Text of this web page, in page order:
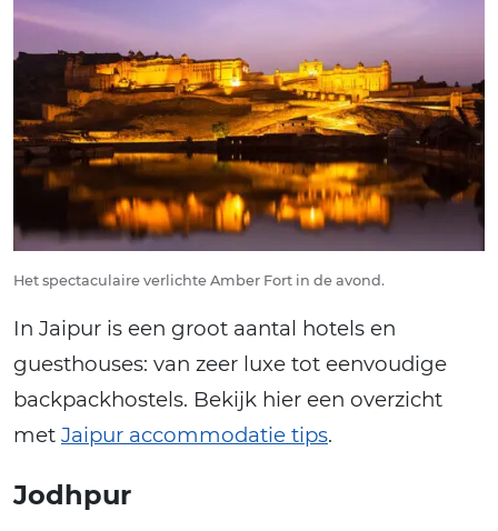
Het spectaculaire verlichte Amber Fort in de avond.
In Jaipur is een groot aantal hotels en
guesthouses: van zeer luxe tot eenvoudige
backpackhostels. Bekijk hier een overzicht
met Jaipur accommodatie tips.
Jodhpur